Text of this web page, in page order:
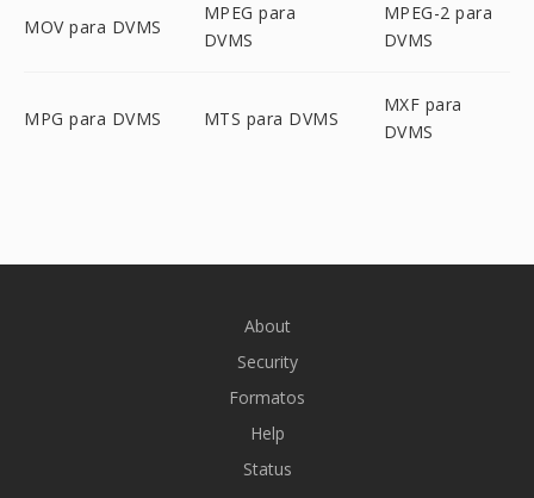
MOV para DVMS
MPEG para
DVMS
MPEG-2 para
DVMS
MPG para DVMS MTS para DVMS
MXF para
DVMS
About
Security
Formatos
Help
Status